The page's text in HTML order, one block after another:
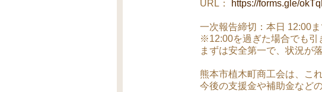
URL：
https://forms.gle/
一次報告締切：本日 12:00
※12:00を過ぎた場合でも引
まずは安全第一で、状況が
熊本市植木町商工会は、こ
今後の支援金や補助金など